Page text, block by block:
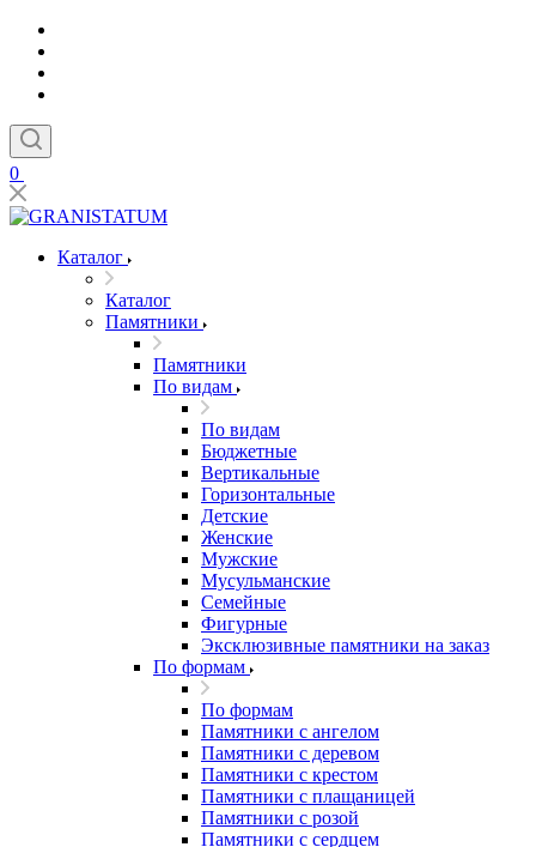
0
Каталог
Каталог
Памятники
Памятники
По видам
По видам
Бюджетные
Вертикальные
Горизонтальные
Детские
Женские
Мужские
Мусульманские
Семейные
Фигурные
Эксклюзивные памятники на заказ
По формам
По формам
Памятники с ангелом
Памятники с деревом
Памятники с крестом
Памятники с плащаницей
Памятники с розой
Памятники с сердцем